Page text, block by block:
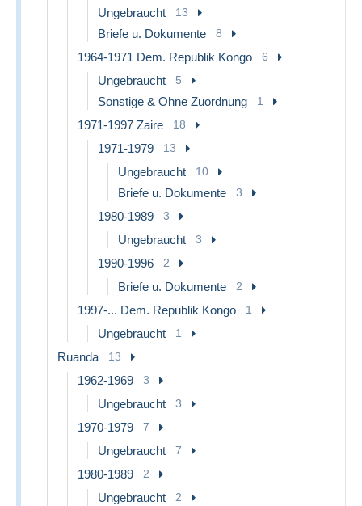
Ungebraucht 13
Briefe u. Dokumente 8
1964-1971 Dem. Republik Kongo 6
Ungebraucht 5
Sonstige & Ohne Zuordnung 1
1971-1997 Zaire 18
1971-1979 13
Ungebraucht 10
Briefe u. Dokumente 3
1980-1989 3
Ungebraucht 3
1990-1996 2
Briefe u. Dokumente 2
1997-... Dem. Republik Kongo 1
Ungebraucht 1
Ruanda 13
1962-1969 3
Ungebraucht 3
1970-1979 7
Ungebraucht 7
1980-1989 2
Ungebraucht 2